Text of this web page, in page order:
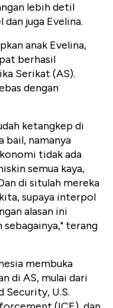
lebih detil
juga Evelina.
anak Evelina,
berhasil
Serikat (AS).
dengan
ketangkep di
bail, namanya
tidak ada
semua kaya,
di situlah mereka
supaya interpol
alasan ini
sebagainya," terang
membuka
di AS, mulai dari
Security, U.S.